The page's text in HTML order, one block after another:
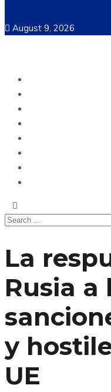
August 9, 2026
La
Rusia a
y
UE